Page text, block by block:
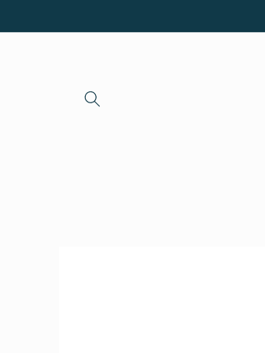
Inhalt